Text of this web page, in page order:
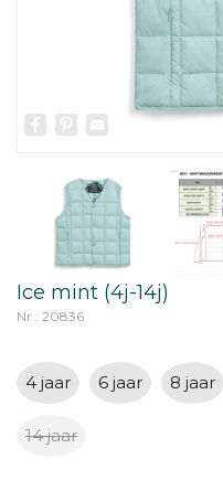
Facebook
Pinterest
Email
Ice mint (4j-14j)
Nr.: 20836
4 jaar 6 jaar 8 jaar
14 jaar